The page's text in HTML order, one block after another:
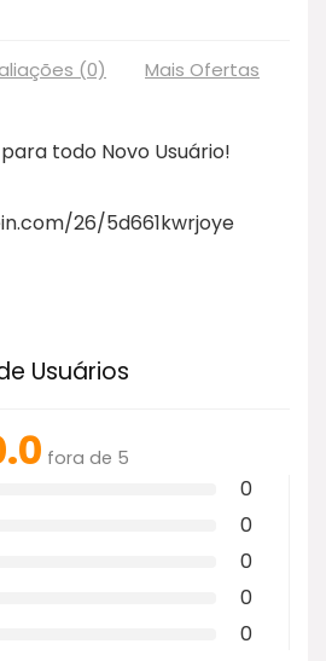
(0) Mais Ofertas
todo Novo Usuário!
26/5d661kwrjoye
Usuários
fora de 5
0
0
0
0
0